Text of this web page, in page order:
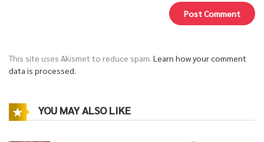
This site uses Akismet to reduce spam. Learn how your comment
data is processed.
YOU MAY ALSO LIKE